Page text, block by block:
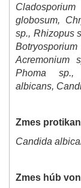
globosum,
sp., Rhizopus
Acremonium
Phoma sp.,
albicans,
Zmes
Candida
Zmes húb